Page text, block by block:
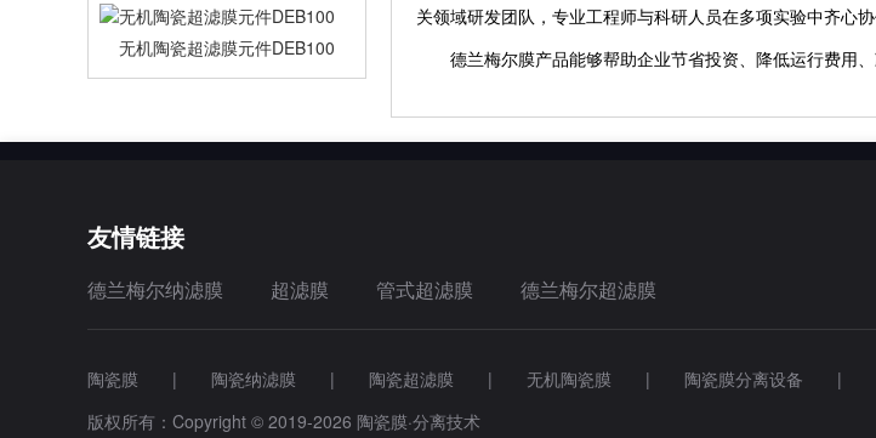
无机陶瓷超滤膜元件DEB100
关领域研发团队，专业工程师与科研人员在多项实验中齐心
德兰梅尔膜产品能够帮助企业节省投资、降低运行费用、
友情链接
德兰梅尔纳滤膜 超滤膜 管式超滤膜 德兰梅尔超滤膜
陶瓷膜 | 陶瓷纳滤膜 | 陶瓷超滤膜 | 无机陶瓷膜 | 陶瓷膜分离设备 |
版权所有：Copyright © 2019-2026 陶瓷膜·分离技术